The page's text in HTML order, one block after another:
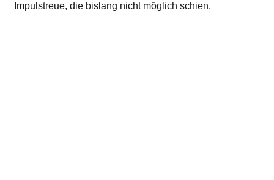
Impulstreue, die bislang nicht möglich schien.